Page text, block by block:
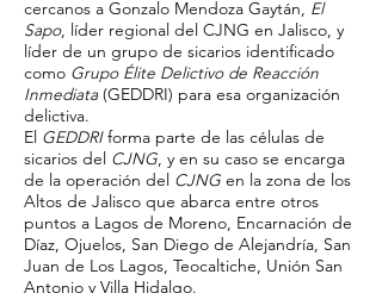
cercanos a Gonzalo Mendoza Gaytán, El
Sapo, líder regional del CJNG en Jalisco, y
líder de un grupo de sicarios identificado
como Grupo Élite Delictivo de Reacción
Inmediata (GEDDRI) para esa organización
delictiva.
El GEDDRIforma parte de las células de
sicarios del CJNG, y en su caso se encarga
de la operación del CJNG en la zona de los
Altos de Jalisco que abarca entre otros
puntos a Lagos de Moreno, Encarnación de
Díaz, Ojuelos, San Diego de Alejandría, San
Juan de Los Lagos, Teocaltiche, Unión San
Antonio y Villa Hidalgo.